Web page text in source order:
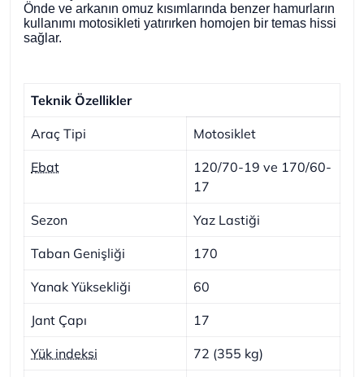
Önde ve arkanın omuz kısımlarında benzer hamurların
kullanımı motosikleti yatırırken homojen bir temas hissi
sağlar.
Teknik Özellikler
Araç Tipi Motosiklet
Ebat
120/70-19 ve 170/60-
17
Sezon Yaz Lastiği
Taban Genişliği 170
Yanak Yüksekliği 60
Jant Çapı 17
Yük indeksi 72 (355 kg)